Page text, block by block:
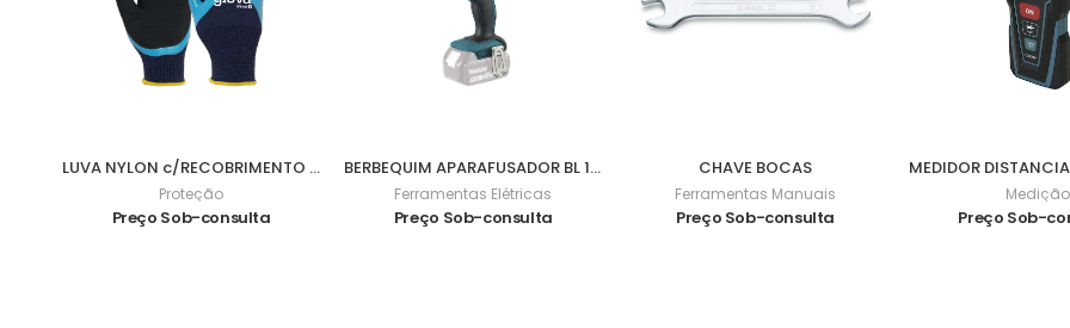
LUVA NYLON c/RECOBRIMENTO NITRILO FOAM 3/4 9 - 0701057
Proteção
Preço Sob-consulta
BERBEQUIM APARAFUSADOR BL 18V 62Nm DDF482Z
Ferramentas Elétricas
Preço Sob-consulta
CHAVE BOCAS
Ferramentas Manuais
Preço Sob-consulta
Medição
Preço Sob-